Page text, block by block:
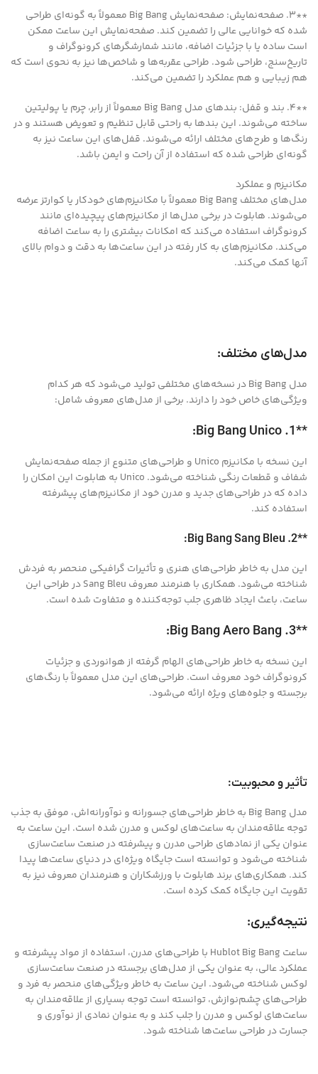
**3. صفحه‌نمایش: صفحه‌نمایش Big Bang معمولاً به گونه‌ای طراحی
شده که خوانایی عالی را تضمین کند. صفحه‌نمایش این ساعت ممکن
است ساده یا با جزئیات اضافه، مانند شمارشگرهای کرونوگراف و
تاریخ‌سنج، طراحی شود. طراحی عقربه‌ها و شاخص‌ها نیز به نحوی است که
هم زیبایی و هم عملکرد را تضمین می‌کند.
**4. بند و قفل: بندهای مدل Big Bang معمولاً از رابر، چرم یا پولیتین
ساخته می‌شوند. این بندها به راحتی قابل تنظیم و تعویض هستند و در
رنگ‌ها و طرح‌های مختلف ارائه می‌شوند. قفل‌های این ساعت نیز به
گونه‌ای طراحی شده که استفاده از آن راحت و ایمن باشد.
مکانیزم و عملکرد
مدل‌های مختلف Big Bang معمولاً با مکانیزم‌های خودکار یا کوارتز عرضه
می‌شوند. هابلوت در برخی مدل‌ها از مکانیزم‌های پیچیده‌ای مانند
کرونوگراف استفاده می‌کند که امکانات بیشتری را به ساعت اضافه
می‌کند. مکانیزم‌های به کار رفته در این ساعت‌ها به دقت و دوام بالای
آنها کمک می‌کند.
مدل‌های مختلف:
مدل Big Bang در نسخه‌های مختلفی تولید می‌شود که هر کدام
ویژگی‌های خاص خود را دارند. برخی از مدل‌های معروف شامل:
**1. Big Bang Unico:
این نسخه با مکانیزم Unico و طراحی‌های متنوع از جمله صفحه‌نمایش
شفاف و قطعات رنگی شناخته می‌شود. Unico به هابلوت این امکان را
داده که در طراحی‌های جدید و مدرن خود از مکانیزم‌های پیشرفته
استفاده کند.
**2. Big Bang Sang Bleu:
این مدل به خاطر طراحی‌های هنری و تأثیرات گرافیکی منحصر به فردش
شناخته می‌شود. همکاری با هنرمند معروف Sang Bleu در طراحی این
ساعت، باعث ایجاد ظاهری جلب توجه‌کننده و متفاوت شده است.
**3. Big Bang Aero Bang:
این نسخه به خاطر طراحی‌های الهام گرفته از هوانوردی و جزئیات
کرونوگراف خود معروف است. طراحی‌های این مدل معمولاً با رنگ‌های
برجسته و جلوه‌های ویژه ارائه می‌شود.
تأثیر و محبوبیت:
مدل Big Bang به خاطر طراحی‌های جسورانه و نوآورانه‌اش، موفق به جذب
توجه علاقه‌مندان به ساعت‌های لوکس و مدرن شده است. این ساعت به
عنوان یکی از نمادهای طراحی مدرن و پیشرفته در صنعت ساعت‌سازی
شناخته می‌شود و توانسته است جایگاه ویژه‌ای در دنیای ساعت‌ها پیدا
کند. همکاری‌های برند هابلوت با ورزشکاران و هنرمندان معروف نیز به
تقویت این جایگاه کمک کرده است.
نتیجه‌گیری:
ساعت Hublot Big Bang با طراحی‌های مدرن، استفاده از مواد پیشرفته و
عملکرد عالی، به عنوان یکی از مدل‌های برجسته در صنعت ساعت‌سازی
لوکس شناخته می‌شود. این ساعت به خاطر ویژگی‌های منحصر به فرد و
طراحی‌های چشم‌نوازش، توانسته است توجه بسیاری از علاقه‌مندان به
ساعت‌های لوکس و مدرن را جلب کند و به عنوان نمادی از نوآوری و
جسارت در طراحی ساعت‌ها شناخته شود.